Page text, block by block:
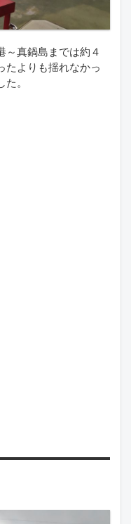
～真鍋島までは約４
たよりも揺れなかっ
。